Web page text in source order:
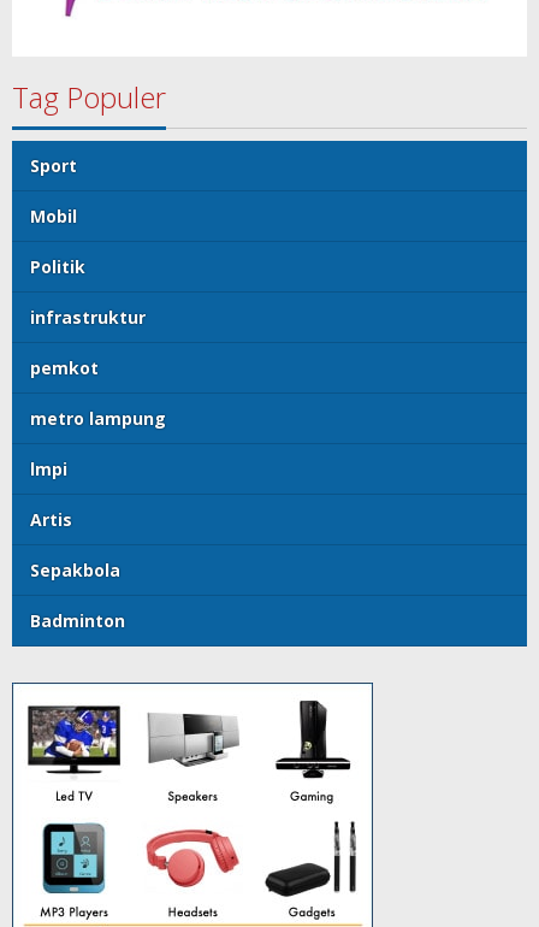
Tag Populer
Sport
Mobil
Politik
infrastruktur
pemkot
metro lampung
lmpi
Artis
Sepakbola
Badminton